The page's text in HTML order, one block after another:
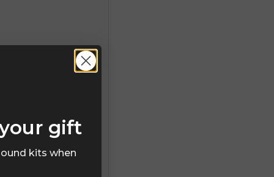
gift
kits when